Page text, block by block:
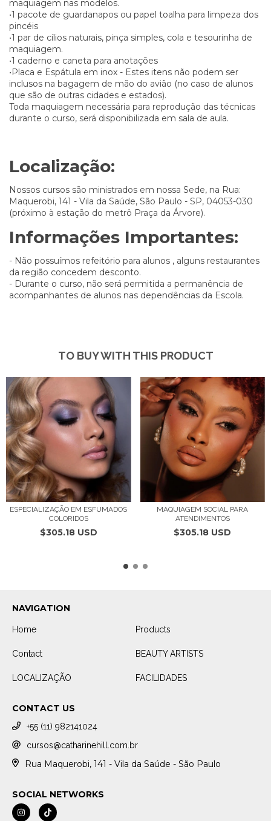
maquiagem nas modelos.
•1 pacote de guardanapos ou papel toalha para limpeza dos
pincéis
•1 par de cílios naturais, pinça simples, cola e tesourinha de
maquiagem.
•1 caderno e caneta para anotações
•Placa e Espátula em inox - Estes itens não podem ser
inclusos na bagagem de mão do avião (no caso de alunos
que são de outras cidades e estados).
Toda maquiagem necessária para reprodução das técnicas
durante o curso, será disponibilizada em sala de aula.
Localização:
Nossos cursos são ministrados em nossa Sede, na Rua:
Maquerobi, 141 - Vila da Saúde, São Paulo - SP, 04053-030
(próximo à estação do metrô Praça da Árvore).
Informações Importantes:
- Não possuímos refeitório para alunos , alguns restaurantes
da região concedem desconto.
- Durante o curso, não será permitida a permanência de
acompanhantes de alunos nas dependências da Escola.
TO BUY WITH THIS PRODUCT
ESPECIALIZAÇÃO EM ESFUMADOS
COLORIDOS
$305.18 USD
MAQUIAGEM SOCIAL PARA
ATENDIMENTOS
$305.18 USD
NAVIGATION
Home Products
Contact BEAUTY ARTISTS
LOCALIZAÇÃO FACILIDADES
CONTACT US
+55 (11) 982141024
cursos@catharinehill.com.br
Rua Maquerobi, 141 - Vila da Saúde - São Paulo
SOCIAL NETWORKS